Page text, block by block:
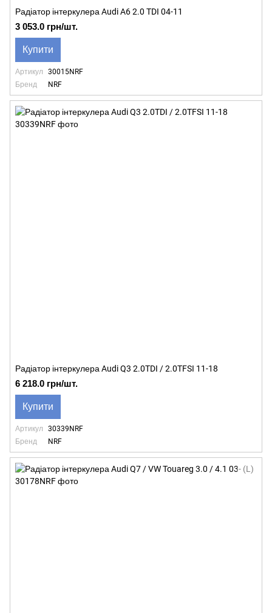
Радіатор інтеркулера Audi A6 2.0 TDI 04-11
3 053.0 грн/шт.
Купити
Артикул
30015NRF
Бренд
NRF
Радіатор інтеркулера Audi Q3 2.0TDI / 2.0TFSI 11-18
6 218.0 грн/шт.
Купити
Артикул
30339NRF
Бренд
NRF